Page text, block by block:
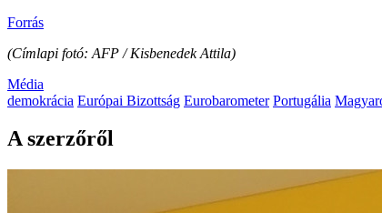
Forrás
(Címlapi fotó: AFP / Kisbenedek Attila)
Média
demokrácia Európai Bizottság Eurobarometer Portugália
A szerzőről